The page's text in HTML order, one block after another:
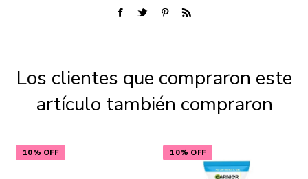
Los clientes que compraron este
artículo también compraron
10% OFF 10% OFF